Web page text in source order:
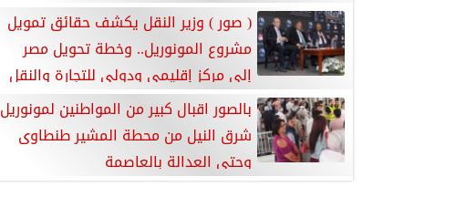
( صور ) وزير النقل يكشف حقائق تمويل
مشروع المونوريل.. وخطة تحويل مصر
إلى مركز إقليمي ودولي للتجارة والنقل
واللوجستيات
بالصور اقبال كبير من المواطنين لمونوريل
شرق النيل من محطة المشير طنطاوى
وحتى العدالة بالعاصمة